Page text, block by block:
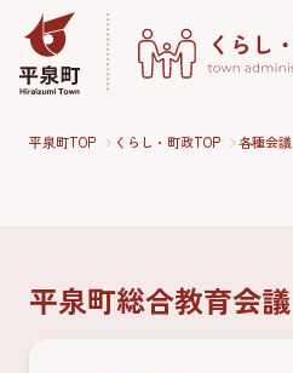
平泉町TOP くらし・町政TOP 各種会議
平泉町総合教育会議